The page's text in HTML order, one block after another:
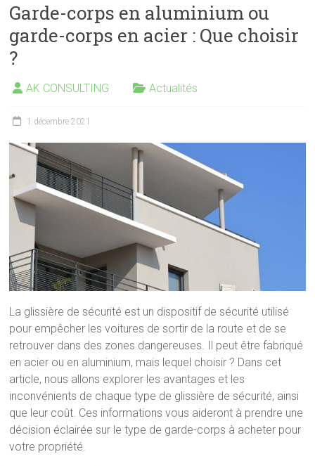
Garde-corps en aluminium ou
garde-corps en acier : Que choisir
?
AK CONSULTING Actualités
1 décembre 2021
La glissière de sécurité est un dispositif de sécurité utilisé
pour empêcher les voitures de sortir de la route et de se
retrouver dans des zones dangereuses. Il peut être fabriqué
en acier ou en aluminium, mais lequel choisir ? Dans cet
article, nous allons explorer les avantages et les
inconvénients de chaque type de glissière de sécurité, ainsi
que leur coût. Ces informations vous aideront à prendre une
décision éclairée sur le type de garde-corps à acheter pour
votre propriété.